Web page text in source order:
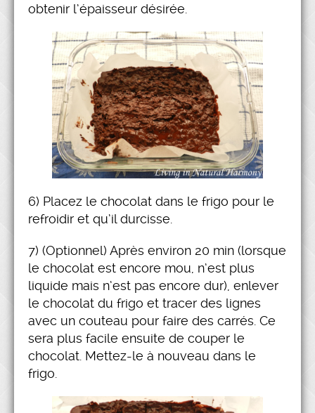
obtenir l’épaisseur désirée.
6) Placez le chocolat dans le frigo pour le
refroidir et qu’il durcisse.
7) (Optionnel) Après environ 20 min (lorsque
le chocolat est encore mou, n’est plus
liquide mais n’est pas encore dur), enlever
le chocolat du frigo et tracer des lignes
avec un couteau pour faire des carrés. Ce
sera plus facile ensuite de couper le
chocolat. Mettez-le à nouveau dans le
frigo.